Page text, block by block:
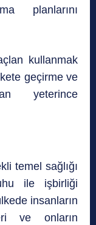
planlarını
kullanmak
geçirme ve
yeterince
temel sağlığı
ile işbirliği
insanların
ve onların